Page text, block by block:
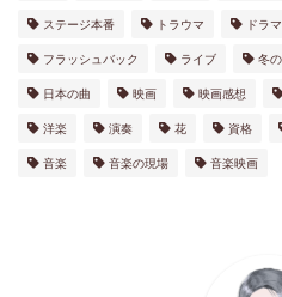
ステージ本番 トラウマ ドラマ
フラッシュバック ライブ 冬
日本の曲 映画 映画感想
洋楽 演奏 花 資格
音楽 音楽の現場 音楽映画